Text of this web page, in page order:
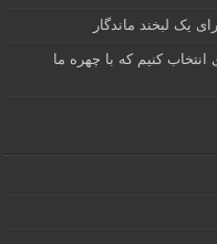
یک لبخند ماندگار
کنیم که با چهره ما